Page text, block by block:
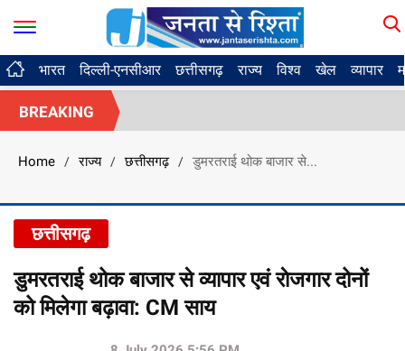
भारत दिल्ली-एनसीआर छत्तीसगढ़ राज्य विश्व खेल व्यापार
BREAKING
Home / राज्य / छत्तीसगढ़ / डुमरतराई थोक बाजार से...
छत्तीसगढ़
डुमरतराई थोक बाजार से व्यापार एवं राेजगार दोनों
को मिलेगा बढ़ावा: CM साय